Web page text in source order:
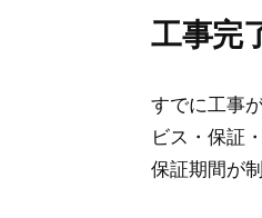
工事完
すでに工事
ビス・保証
保証期間が